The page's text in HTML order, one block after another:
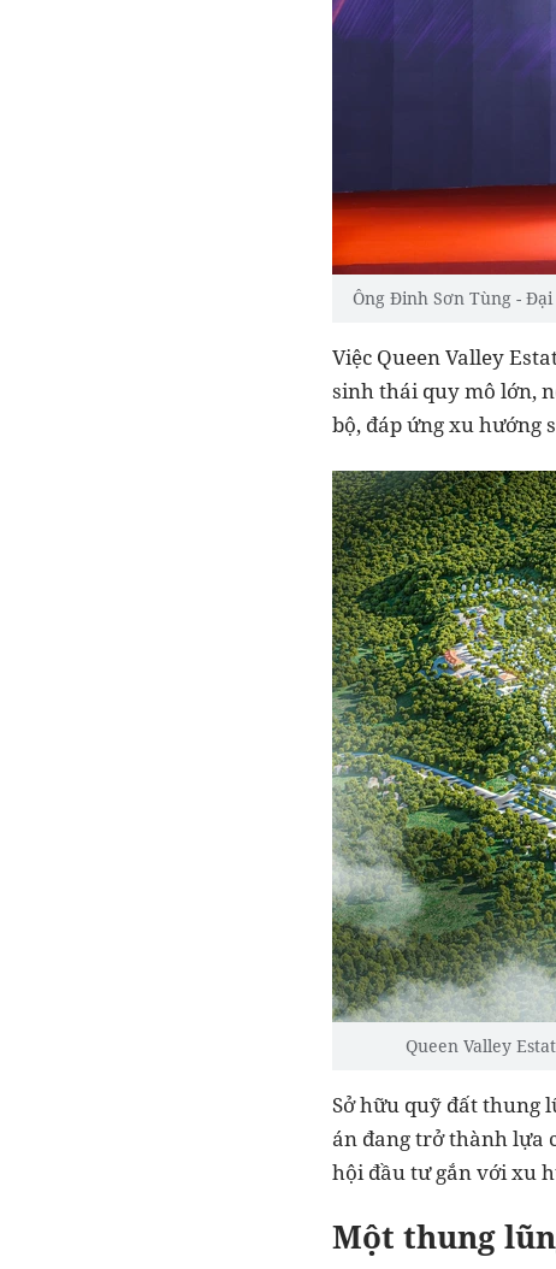
Ông Đinh Sơn Tùng -
Việc Queen Valley
sinh thái quy mô lớn,
bộ, đáp ứng xu hướng
Queen Valley
Sở hữu quỹ đất thung
án đang trở thành lựa
hội đầu tư gắn với xu
Một thung